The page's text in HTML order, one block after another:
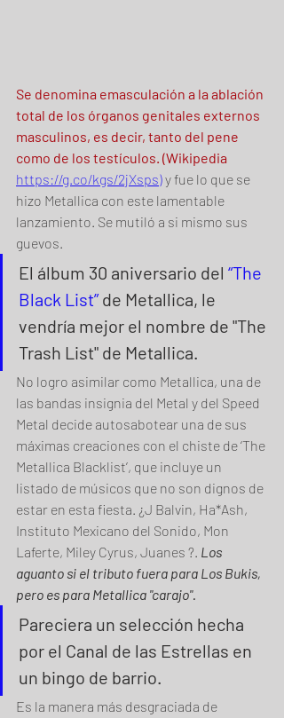
Se denomina emasculación​ a la ablación
total de los órganos genitales externos
masculinos, es decir, tanto del pene
como de los testículos. (Wikipedia
https://g.co/kgs/2jXsps) y fue lo que se
hizo Metallica con este lamentable
lanzamiento. Se mutiló a si mismo sus
guevos.
El álbum 30 aniversario del “The
Black List” de Metallica, le
vendría mejor el nombre de "The
Trash List" de Metallica.
No logro asimilar como Metallica, una de
las bandas insignia del Metal y del Speed
Metal decide autosabotear una de sus
máximas creaciones con el chiste de ‘The
Metallica Blacklist’, que incluye un
listado de músicos que no son dignos de
estar en esta fiesta. ¿J Balvin, Ha*Ash,
Instituto Mexicano del Sonido, Mon
Laferte, Miley Cyrus, Juanes ?. Los
aguanto si el tributo fuera para Los Bukis,
pero es para Metallica "carajo".
Pareciera un selección hecha
por el Canal de las Estrellas en
un bingo de barrio.
Es la manera más desgraciada de